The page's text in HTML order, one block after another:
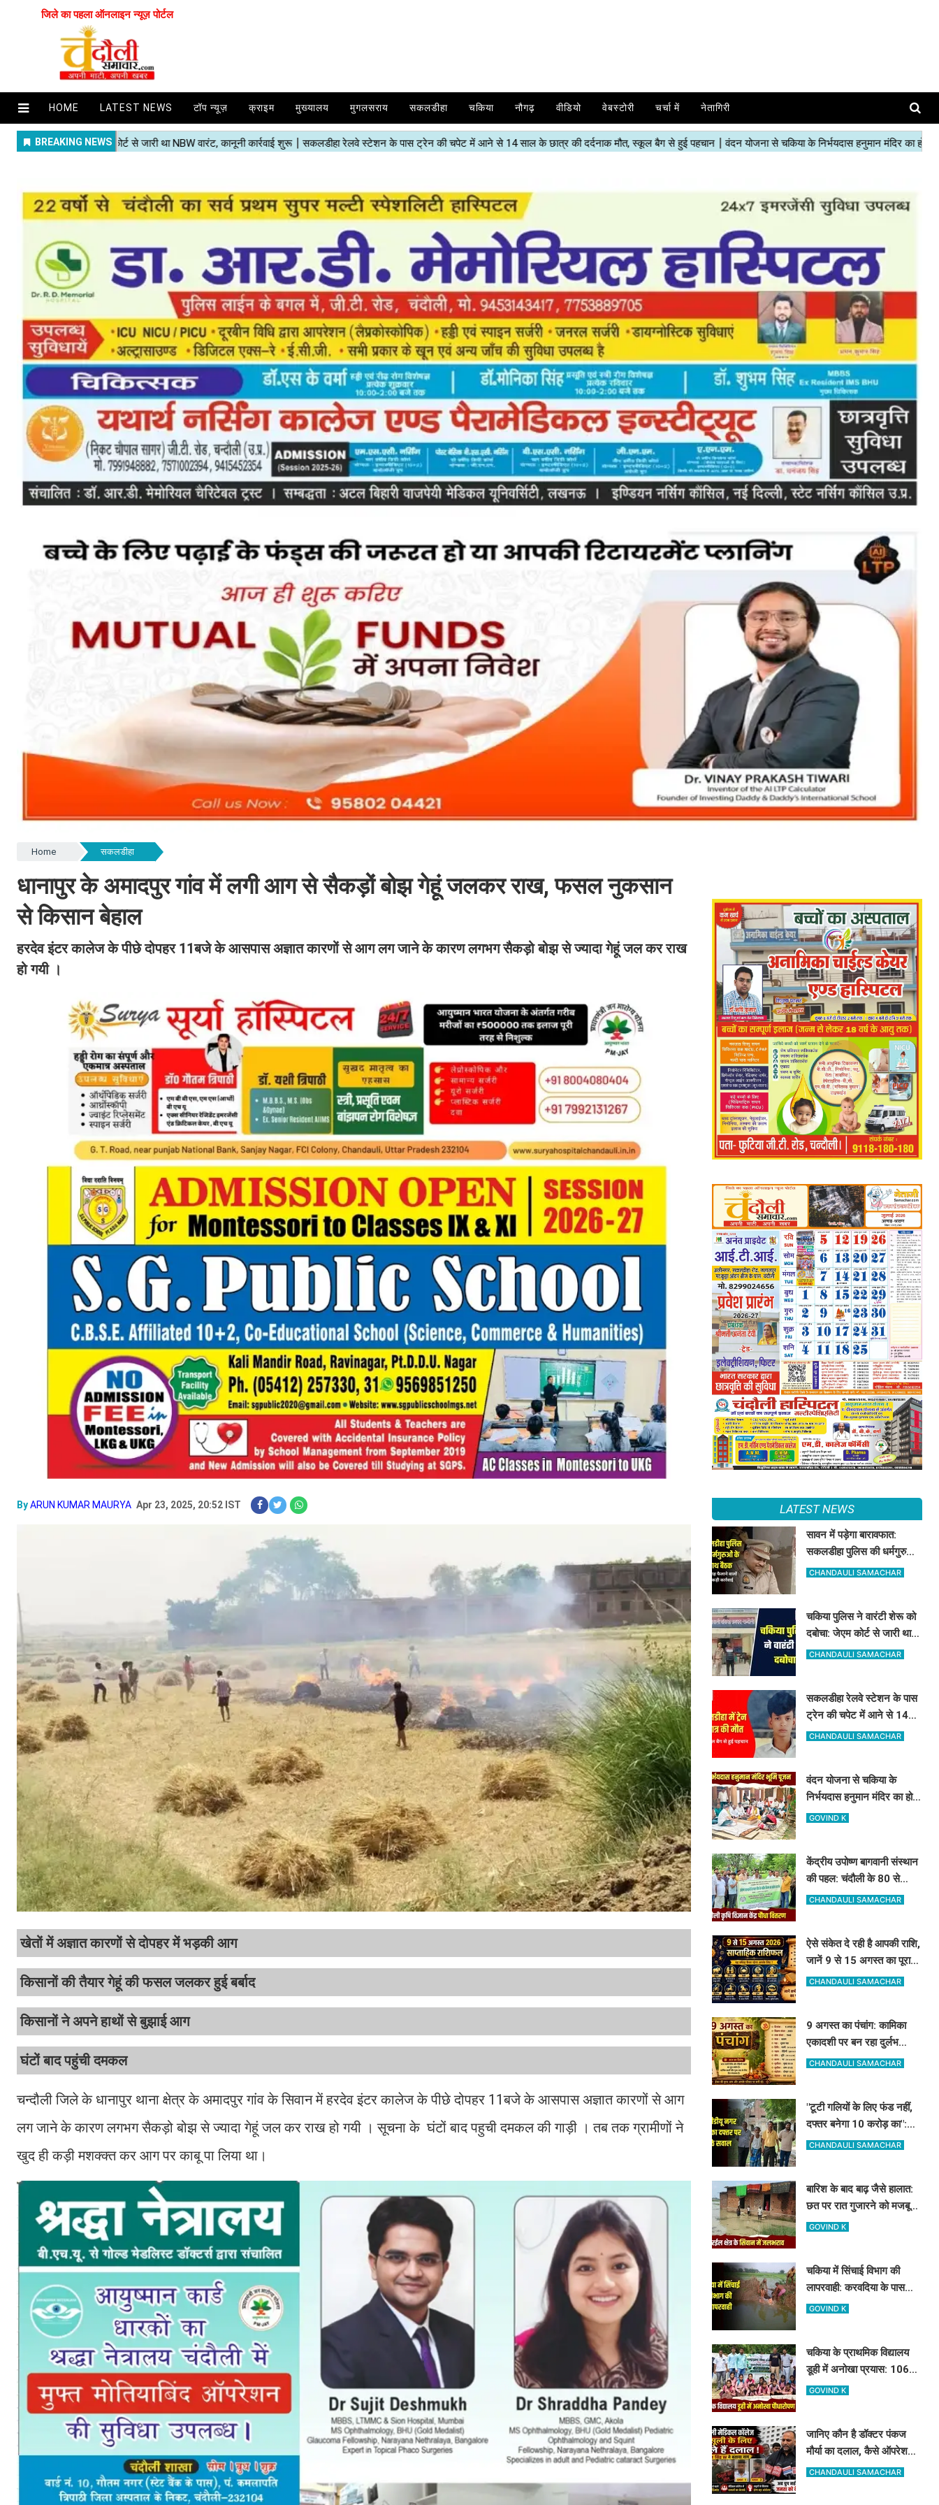
जिले का पहला ऑनलाइन न्यूज़ पोर्टल
HOME LATEST NEWS टॉप न्यूज़ क्राइम मुख्यालय मुगलसराय सकलडीहा चकिया नौगढ़ वीडियो वेबस्टोरी चर्चा में नेतागिरी
Home सकलडीहा
धानापुर के अमादपुर गांव में लगी आग से सैकड़ों बोझ गेहूं जलकर राख, फसल नुकसान
से किसान बेहाल
हरदेव इंटर कालेज के पीछे दोपहर 11बजे के आसपास अज्ञात कारणों से आग लग जाने के कारण लगभग सैकड़ो बोझ से ज्यादा गेहूं जल कर राख
हो गयी ।
ByARUN KUMAR MAURYA Apr 23, 2025, 20:52 IST
खेतों में अज्ञात कारणों से दोपहर में भड़की आग
किसानों की तैयार गेहूं की फसल जलकर हुई बर्बाद
किसानों ने अपने हाथों से बुझाई आग
घंटों बाद पहुंची दमकल
चन्दौली जिले के धानापुर थाना क्षेत्र के अमादपुर गांव के सिवान में हरदेव इंटर कालेज के पीछे दोपहर 11बजे के आसपास अज्ञात कारणों से आग
लग जाने के कारण लगभग सैकड़ो बोझ से ज्यादा गेहूं जल कर राख हो गयी । सूचना के घंटों बाद पहुची दमकल की गाड़ी । तब तक ग्रामीणों ने
खुद ही कड़ी मशक्क्त कर आग पर काबू पा लिया था।
LATEST NEWS
सावन में पड़ेगा बारावफात:
सकलडीहा पुलिस की धर्मगुरुओं
के साथ बैठक, अफवाह फैलाने
CHANDAULI SAMACHAR
चकिया पुलिस ने वारंटी शेरू को
दबोचा: जेएम कोर्ट से जारी था
NBW वारंट, कानूनी कार्रवाई
CHANDAULI SAMACHAR
सकलडीहा रेलवे स्टेशन के पास
ट्रेन की चपेट में आने से 14
साल के छात्र की दर्दनाक मौत,
CHANDAULI SAMACHAR
वंदन योजना से चकिया के
निर्भयदास हनुमान मंदिर का होगा
कायाकल्प: 1.84 करोड़ से शुरू
GOVIND K
केंद्रीय उपोष्ण बागवानी संस्थान
की पहल: चंदौली के 80 से
ज्यादा किसानों को बांटे गए आम,
CHANDAULI SAMACHAR
ऐसे संकेत दे रही है आपकी राशि,
जानें 9 से 15 अगस्त का पूरा
साप्ताहिक राशिफल
CHANDAULI SAMACHAR
9 अगस्त का पंचांग: कामिका
एकादशी पर बन रहा दुर्लभ
संयोग, जानें पूजा का सबसे शुभ
CHANDAULI SAMACHAR
"टूटी गलियों के लिए फंड नहीं,
दफ्तर बनेगा 10 करोड़ का":
PDDU नगर पालिका के प्लान
CHANDAULI SAMACHAR
बारिश के बाद बाढ़ जैसे हालात:
छत पर रात गुजारने को मजबूर
बनवासी, BDO साहब रास्ता और
GOVIND K
चकिया में सिंचाई विभाग की
लापरवाही: करवदिया के पास
टूटा तटबंध, टेल तक पानी न
GOVIND K
चकिया के प्राथमिक विद्यालय
डूही में अनोखा प्रयास: 106
बच्चों के बीच पौधे के रूप में हुआ
GOVIND K
जानिए कौन है डॉक्टर पंकज
मौर्या का दलाल, कैसे ऑपरेशन
के लिए खुलेआम मांगता है पैसे,
CHANDAULI SAMACHAR